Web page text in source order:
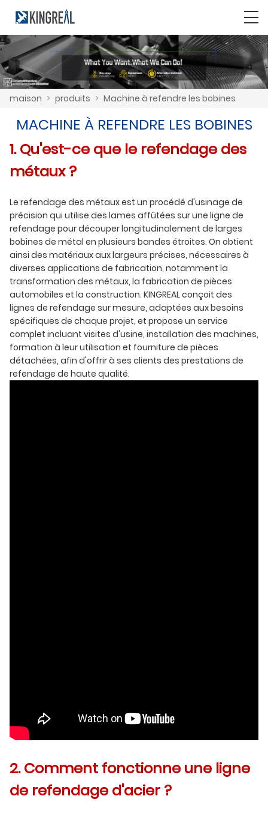
maison > produits > Machine à refendre les bobines
MACHINE À REFENDRE LES BOBINES
1. Qu'est-ce que le refendage des
métaux ?
Le refendage des métaux est un procédé d'usinage de
précision qui utilise des lames affûtées sur une ligne de
refendage pour découper longitudinalement de larges
bobines de métal en plusieurs bandes étroites. On obtient
ainsi des matériaux aux largeurs précises, nécessaires à
diverses applications de fabrication, notamment la
transformation des métaux, la fabrication de pièces
automobiles et la construction. KINGREAL conçoit des
lignes de refendage sur mesure, adaptées aux besoins
spécifiques de chaque projet, et propose un service
complet incluant visites d'usine, installation des machines,
formation à leur utilisation et fourniture de pièces
détachées, afin d'offrir à ses clients des prestations de
refendage de haute qualité.
2. Comment fonctionne une ligne
de refendage d'acier ?